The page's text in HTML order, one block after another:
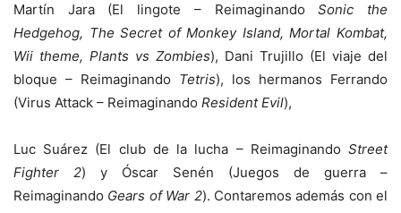
Martín Jara (El lingote – ReimaginandoSonic the
Hedgehog, The Secret of Monkey Island, Mortal Kombat,
Wii theme, Plants vs Zombies), Dani Trujillo (El viaje del
bloque – Reimaginando Tetris), los hermanos Ferrando
(Virus Attack – Reimaginando Resident Evil),
Luc Suárez (El club de la lucha – Reimaginando Street
Fighter 2) y Óscar Senén (Juegos de guerra –
Reimaginando Gears of War 2). Contaremos además con el